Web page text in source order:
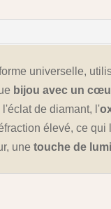
universelle,
bijou avec un
de diamant, l'
élevé, ce
unetouche de